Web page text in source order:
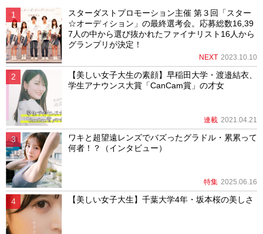
スターダストプロモーション主催 第３回「スター
☆オーディション」の最終選考会。応募総数16,39
7人の中から選び抜かれたファイナリスト16人から
グランプリが決定！
NEXT 2023.10.10
【美しい女子大生の素顔】早稲田大学・渡邉結衣、
学生アナウンス大賞「CanCam賞」の才女
連載 2021.04.21
ワキと超望遠レンズでバズったグラドル・累累って
何者！？（インタビュー）
特集 2025.06.16
【美しい女子大生】千葉大学4年・坂本桜の美しさ